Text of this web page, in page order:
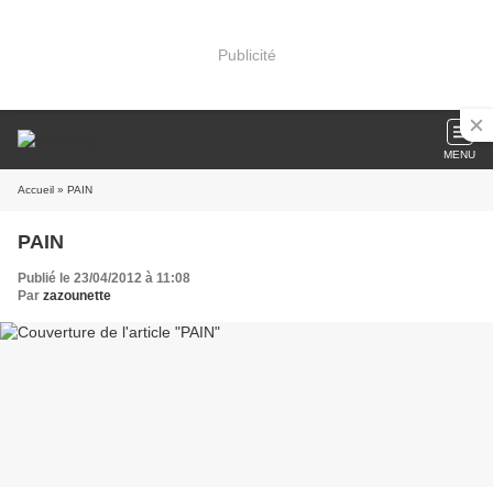
Publicité
MENU
Accueil » PAIN
PAIN
Publié le 23/04/2012 à 11:08
Par zazounette